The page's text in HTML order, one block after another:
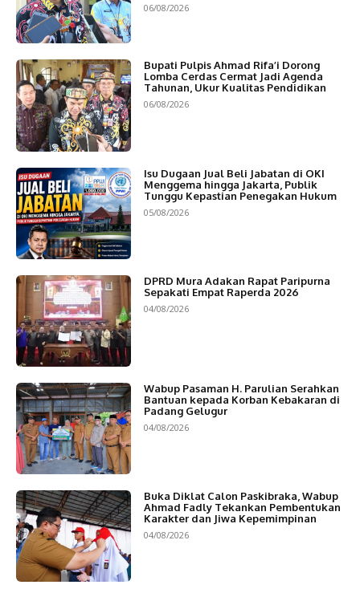
06/08/2026
Bupati Pulpis Ahmad Rifa’i Dorong
Lomba Cerdas Cermat Jadi Agenda
Tahunan, Ukur Kualitas Pendidikan
06/08/2026
Isu Dugaan Jual Beli Jabatan di OKI
Menggema hingga Jakarta, Publik
Tunggu Kepastian Penegakan Hukum
05/08/2026
DPRD Mura Adakan Rapat Paripurna
Sepakati Empat Raperda 2026
04/08/2026
Wabup Pasaman H. Parulian Serahkan
Bantuan kepada Korban Kebakaran di
Padang Gelugur
04/08/2026
Buka Diklat Calon Paskibraka, Wabup
Ahmad Fadly Tekankan Pembentukan
Karakter dan Jiwa Kepemimpinan
04/08/2026